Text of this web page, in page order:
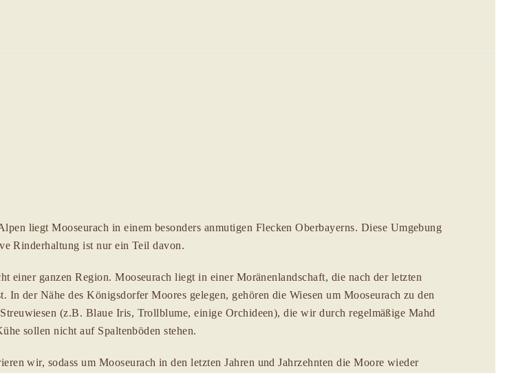
liegt Mooseurach in einem besonders anmutigen Flecken Oberbayerns. Diese Umgebung
Rinderhaltung ist nur ein Teil davon.
einer ganzen Region. Mooseurach liegt in einer Moränenlandschaft, die nach der letzten
der Nähe des Königsdorfer Moores gelegen, gehören die Wiesen um Mooseurach zu den
(z.B. Blaue Iris, Trollblume, einige Orchideen), die wir durch regelmäßige Mahd
sollen nicht auf Spaltenböden stehen.
wir, sodass um Mooseurach in den letzten Jahren und Jahrzehnten die Moore wieder